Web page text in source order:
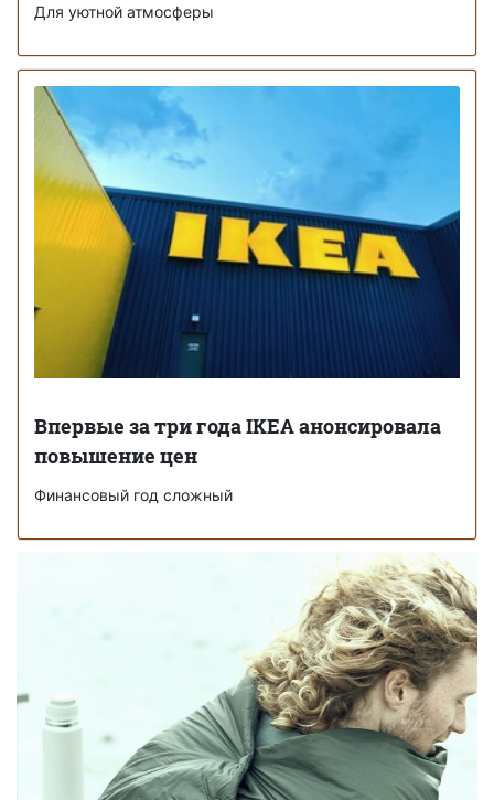
Для уютной атмосферы
Впервые за три года IKEA анонсировала
повышение цен
Финансовый год сложный